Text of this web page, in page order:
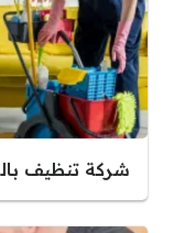
شركة تنظيف